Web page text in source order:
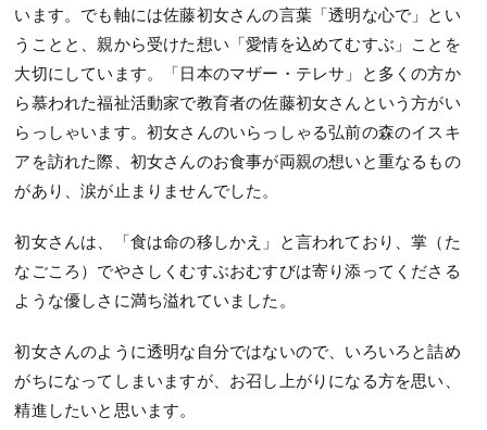
います。でも軸には佐藤初女さんの言葉「透明な心で」とい
うことと、親から受けた想い「愛情を込めてむすぶ」ことを
大切にしています。「日本のマザー・テレサ」と多くの方か
ら慕われた福祉活動家で教育者の佐藤初女さんという方がい
らっしゃいます。初女さんのいらっしゃる弘前の森のイスキ
アを訪れた際、初女さんのお食事が両親の想いと重なるもの
があり、涙が止まりませんでした。
初女さんは、「食は命の移しかえ」と言われており、掌（た
なごころ）でやさしくむすぶおむすびは寄り添ってくださる
ような優しさに満ち溢れていました。
初女さんのように透明な自分ではないので、いろいろと詰め
がちになってしまいますが、お召し上がりになる方を思い、
精進したいと思います。